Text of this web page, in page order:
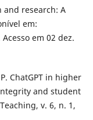
and research: A
em:
Acesso em 02 dez.
P. ChatGPT in higher
and student
v. 6, n. 1,